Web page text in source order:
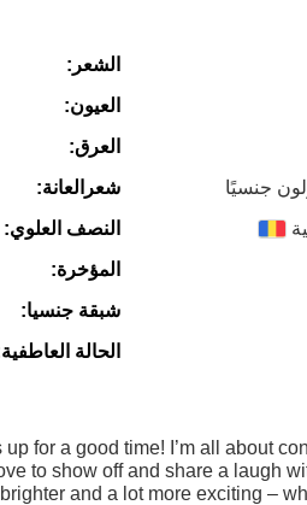
جنسيًا
الشعر:
العيون:
العرق:
شعرالعانة:
النصف العلوي:
المؤخرة:
شبقة جنسيا:
الحالة
for a good time! I’m all about
to show off and share a laugh
and a lot more exciting –